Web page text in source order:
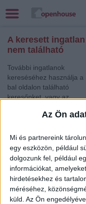
Az Ön
Mi és partnereink
egy eszközön, például
dolgozunk fel, például
információkat,
hirdetésekhez és
méréséhez,
küld. Az Ön
A keresett ingatlan
nem található
További ingatlanok
kereséséhez használja a
bal oldalon található
keresőnket, vagy az
Törökszentmiklós,
Szolnok , Eladó
Kaposvár, Eladó
, Eladó
Celldömölk, Eladó